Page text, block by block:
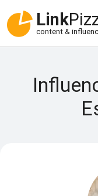
Link
content &